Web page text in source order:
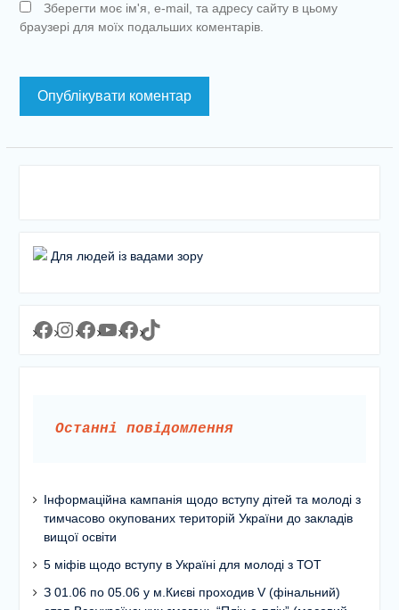
Зберегти моє ім'я, e-mail, та адресу сайту в цьому
браузері для моїх подальших коментарів.
Для людей із вадами зору
Facebook
Instagram
Facebook
YouTube
Facebook
https://www.tiktok.com/@lyceum1man?_t=8YJMx0RJgIf&_r=1
Останні повідомлення
Інформаційна кампанія щодо вступу дітей та молоді з
тимчасово окупованих територій України до закладів
вищої освіти
5 міфів щодо вступу в Україні для молоді з ТОТ
З 01.06 по 05.06 у м.Києві проходив V (фінальний)